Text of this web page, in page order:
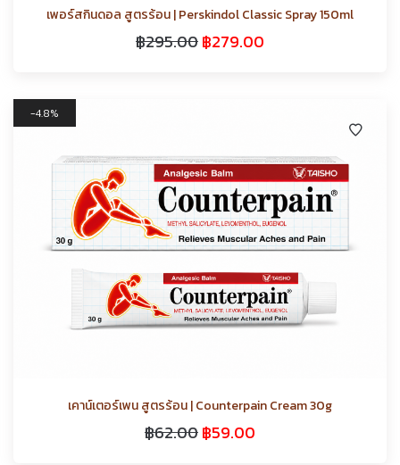
เพอร์สกินดอล สูตรร้อน | Perskindol Classic Spray 150ml
฿295.00฿279.00
4.8%
เคาน์เตอร์เพน สูตรร้อน | Counterpain Cream 30g
฿62.00฿59.00